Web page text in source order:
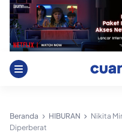
Skip
content
Beranda HIBURAN
Nikita
Diperberat